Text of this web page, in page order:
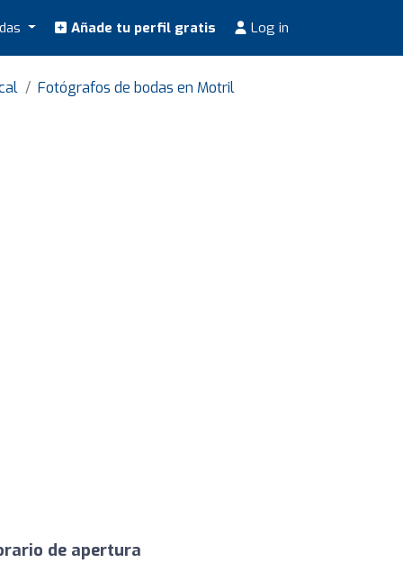
Añade tu perfil gratis Log in
Fotógrafos de bodas en Motril
de apertura